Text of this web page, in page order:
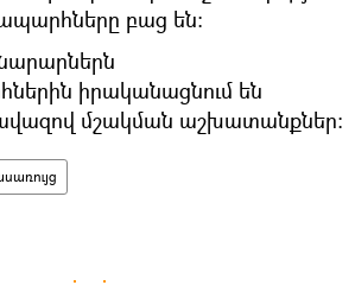
բաց են:
իրականացնում են
մշակման աշխատանքներ: